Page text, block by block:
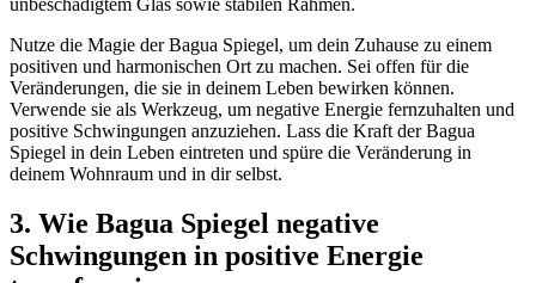
Nutze‍ die Magie der Bagua Spiegel, um dein⁢ Zuhause zu‍ einem
positiven ⁢und harmonischen Ort zu‌ machen. ⁣Sei offen⁢ für die
Veränderungen, die‌ sie in deinem‌ Leben bewirken ​können.
Verwende sie⁢ als‌ Werkzeug, um negative Energie fernzuhalten und ​
positive ⁢Schwingungen anzuziehen. Lass ‍die⁣ Kraft der ‌Bagua
Spiegel in dein Leben eintreten ​und spüre die Veränderung ‍in
deinem Wohnraum und in dir ‍selbst.
3. Wie Bagua Spiegel negative‌
Schwingungen in positive Energie